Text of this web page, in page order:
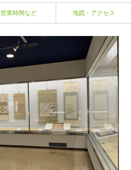
営業時間など 地図・アクセス